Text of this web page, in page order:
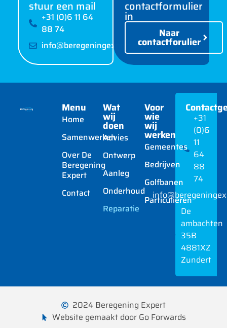
stuur een mail
+31 (0)6 11 64
88 74
info@beregeningexpert.nl
contactformulier
in
Naar
contactforulier
Menu
Home
Samenwerken
Over De
Beregening
Expert
Contact
Wat
wij
doen
Advies
Ontwerp
Aanleg
Onderhoud
Reparatie
Voor
wie
wij
werken
Gemeentes
Bedrijven
Golfbanen
Particulieren
+31
(0)6
11
64
88
74
De
ambachten
35B
4881XZ
Zundert
2024 Beregening Expert
Website gemaakt door Go Forwards